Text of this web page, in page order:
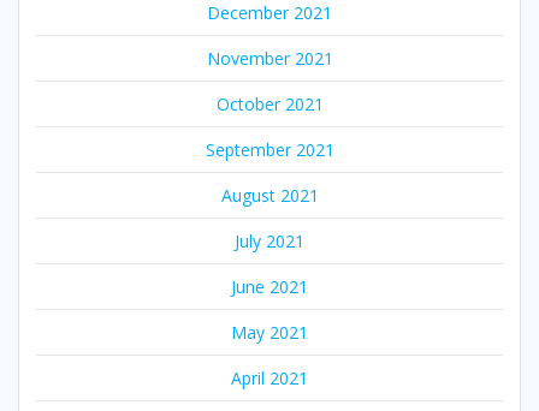
December 2021
November 2021
October 2021
September 2021
August 2021
July 2021
June 2021
May 2021
April 2021